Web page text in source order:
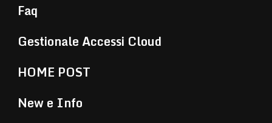
Faq
Gestionale Accessi Cloud
HOME POST
New e Info